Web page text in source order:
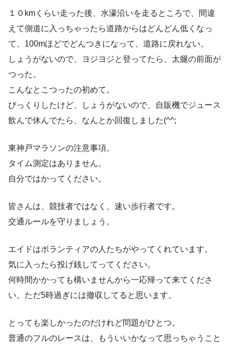
１０kmくらい走った後、水濠沿いを走るところで、間違
えて側道に入っちゃったら道路からはどんどん低くなっ
て、100mほどでどんつきになって、道路に戻れない。
しょうがないので、ヨジヨジと登ってたら、太腿の前面が
つった。
こんなとこつったの初めて。
びっくりしたけど、しょうがないので、自販機でジュース
飲んで休んでたら、なんとか回復しました(^^;
東神戸マラソンの注意事項。
タイム測定はありません。
自分ではかってください。
皆さんは、競技者ではなく、速い歩行者です。
交通ルールを守りましょう。
エイドはボランティアの人たちがやってくれています。
気に入ったら投げ銭してってください。
何時間かかっても構いませんから一応帰って来てくださ
い。ただ5時過ぎには撤収してると思います。
とっても楽しかったのだけれど問題がひとつ。
普通のフルのレースは、もういいかなって思っちゃうこと